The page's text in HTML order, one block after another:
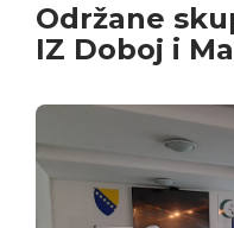
Održane
IZ Doboj i